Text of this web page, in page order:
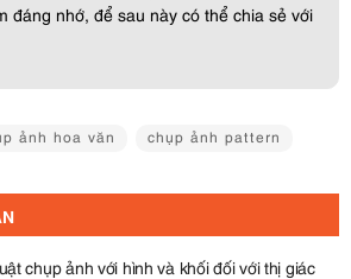
đáng nhớ, để sau này có thể chia sẻ với
ảnh hoa văn chụp ảnh pattern
chụp ảnh với hình và khối đối với thị giác